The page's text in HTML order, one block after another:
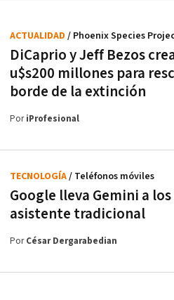
DiCaprio y Jeff Bezos
u$s200 millones para
borde de la extinción
ACTUALIDAD / Phoenix Species
PoriProfesional
Google lleva Gemini a
asistente tradicional
TECNOLOGÍA/ Teléfonos móviles
PorCésar Dergarabedian